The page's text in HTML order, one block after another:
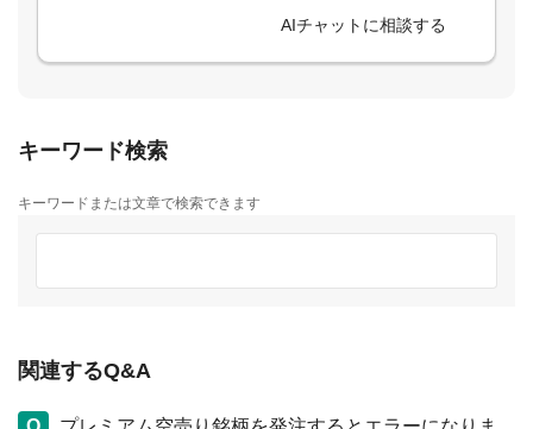
AIチャットに相談する
キーワード検索
キーワードまたは文章で検索できます
関連するQ&A